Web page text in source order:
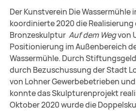
Der Kunstverein Die Wassermühle
koordinierte 2020 die Realisierung
Bronzeskulptur Auf dem Wegvon
Positionierung im Außenbereich
Wassermühle. Durch
durch Bezuschussung der Stadt
von Lohner Gewerbebetrieben
konnte das Skulpturenprojekt
Oktober 2020 wurde die